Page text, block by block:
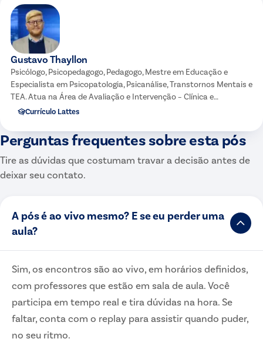
Gustavo Thayllon
Psicólogo, Psicopedagogo, Pedagogo, Mestre em Educação e
Especialista em Psicopatologia, Psicanálise, Transtornos Mentais e
TEA. Atua na Área de Avaliação e Intervenção – Clínica e
Educacional.
Currículo Lattes
Perguntas frequentes sobre esta pós
Tire as dúvidas que costumam travar a decisão antes de
deixar seu contato.
A pós é ao vivo mesmo? E se eu perder uma
aula?
Sim, os encontros são ao vivo, em horários definidos,
com professores que estão em sala de aula. Você
participa em tempo real e tira dúvidas na hora. Se
faltar, conta com o replay para assistir quando puder,
no seu ritmo.